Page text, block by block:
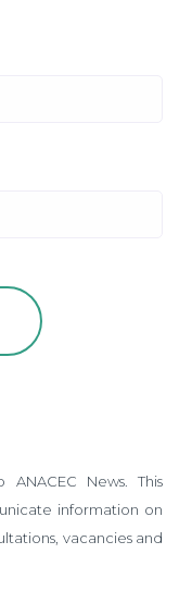
News. This
information on
vacancies and